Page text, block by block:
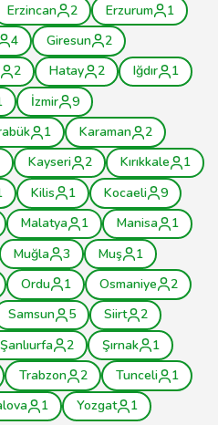
Erzincan 2 Erzurum
1
4 Giresun
2
2 Hatay 2 Iğdır
1
İzmir
9
1 Karaman
2
Kayseri 2 Kırıkkale
1
Kilis 1 Kocaeli
9
Malatya 1 Manisa
1
Muğla 3 Muş
1
Ordu 1 Osmaniye
2
Samsun 5 Siirt
2
Şanlıurfa 2 Şırnak
1
Trabzon 2 Tunceli
1
1 Yozgat
1